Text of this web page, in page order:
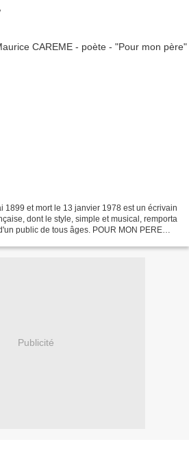
1899 et mort le 13 janvier 1978 est un écrivain
dont le style, simple et musical, remporta
public de tous âges. POUR MON PERE
Publicité